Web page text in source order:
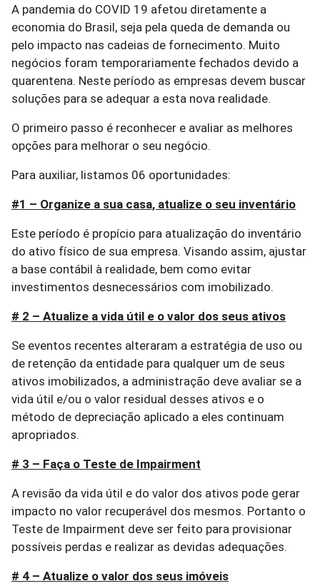
A pandemia do COVID 19 afetou diretamente a
economia do Brasil, seja pela queda de demanda ou
pelo impacto nas cadeias de fornecimento. Muito
negócios foram temporariamente fechados devido a
quarentena. Neste período as empresas devem buscar
soluções para se adequar a esta nova realidade.
O primeiro passo é reconhecer e avaliar as melhores
opções para melhorar o seu negócio.
Para auxiliar, listamos 06 oportunidades:
#1 – Organize a sua casa, atualize o seu inventário
Este período é propício para atualização do inventário
do ativo físico de sua empresa. Visando assim, ajustar
a base contábil à realidade, bem como evitar
investimentos desnecessários com imobilizado.
# 2 – Atualize a vida útil e o valor dos seus ativos
Se eventos recentes alteraram a estratégia de uso ou
de retenção da entidade para qualquer um de seus
ativos imobilizados, a administração deve avaliar se a
vida útil e/ou o valor residual desses ativos e o
método de depreciação aplicado a eles continuam
apropriados.
# 3 – Faça o Teste de Impairment
A revisão da vida útil e do valor dos ativos pode gerar
impacto no valor recuperável dos mesmos. Portanto o
Teste de Impairment deve ser feito para provisionar
possíveis perdas e realizar as devidas adequações.
# 4 – Atualize o valor dos seus imóveis